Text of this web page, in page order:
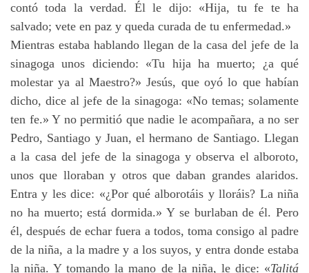
contó toda la verdad. Él le dijo: «Hija, tu fe te ha
salvado; vete en paz y queda curada de tu enfermedad.»
Mientras estaba hablando llegan de la casa del jefe de la
sinagoga unos diciendo: «Tu hija ha muerto; ¿a qué
molestar ya al Maestro?» Jesús, que oyó lo que habían
dicho, dice al jefe de la sinagoga: «No temas; solamente
ten fe.» Y no permitió que nadie le acompañara, a no ser
Pedro, Santiago y Juan, el hermano de Santiago. Llegan
a la casa del jefe de la sinagoga y observa el alboroto,
unos que lloraban y otros que daban grandes alaridos.
Entra y les dice: «¿Por qué alborotáis y lloráis? La niña
no ha muerto; está dormida.» Y se burlaban de él. Pero
él, después de echar fuera a todos, toma consigo al padre
de la niña, a la madre y a los suyos, y entra donde estaba
la niña. Y tomando la mano de la niña, le dice: «Talitá